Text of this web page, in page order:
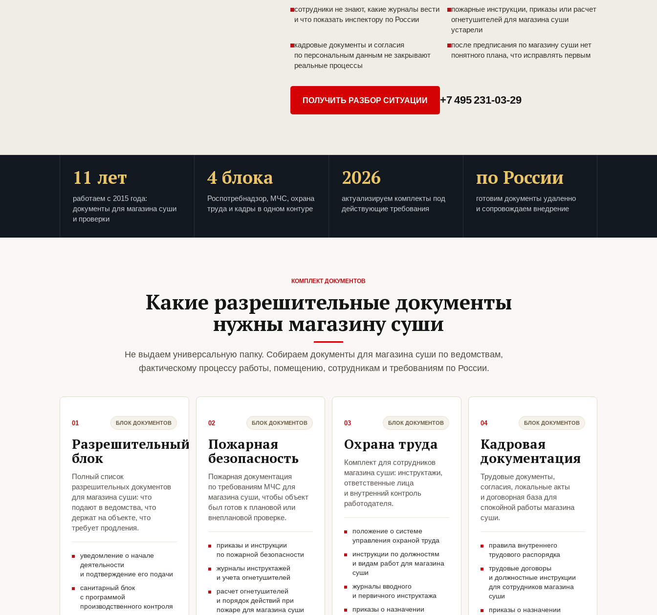
сотрудники не знают, какие журналы вести
и что показать инспектору по России
пожарные инструкции, приказы или расчет
огнетушителей для магазина суши
устарели
кадровые документы и согласия
по персональным данным не закрывают
реальные процессы
после предписания по магазину суши нет
понятного плана, что исправлять первым
ПОЛУЧИТЬ РАЗБОР СИТУАЦИИ +7 495 231-03-29
11 лет
работаем с 2015 года:
документы для магазина суши
и проверки
4 блока
Роспотребнадзор, МЧС, охрана
труда и кадры в одном контуре
2026
актуализируем комплекты под
действующие требования
по России
готовим документы удаленно
и сопровождаем внедрение
КОМПЛЕКТ ДОКУМЕНТОВ
Какие разрешительные документы
нужны магазину суши
Не выдаем универсальную папку. Собираем документы для магазина суши по ведомствам,
фактическому процессу работы, помещению, сотрудникам и требованиям по России.
01 БЛОК ДОКУМЕНТОВ
Разрешительный
блок
Полный список
разрешительных документов
для магазина суши: что
подают в ведомства, что
держат на объекте, что
требует продления.
уведомление о начале
деятельности
и подтверждение его подачи
санитарный блок
с программой
производственного контроля
02 БЛОК ДОКУМЕНТОВ
Пожарная
безопасность
Пожарная документация
по требованиям МЧС для
магазина суши, чтобы объект
был готов к плановой или
внеплановой проверке.
приказы и инструкции
по пожарной безопасности
журналы инструктажей
и учета огнетушителей
расчет огнетушителей
и порядок действий при
пожаре для магазина суши
03 БЛОК ДОКУМЕНТОВ
Охрана труда
Комплект для сотрудников
магазина суши: инструктажи,
ответственные лица
и внутренний контроль
работодателя.
положение о системе
управления охраной труда
инструкции по должностям
и видам работ для магазина
суши
журналы вводного
и первичного инструктажа
приказы о назначении
04 БЛОК ДОКУМЕНТОВ
Кадровая
документация
Трудовые документы,
согласия, локальные акты
и договорная база для
спокойной работы магазина
суши.
правила внутреннего
трудового распорядка
трудовые договоры
и должностные инструкции
для сотрудников магазина
суши
приказы о назначении